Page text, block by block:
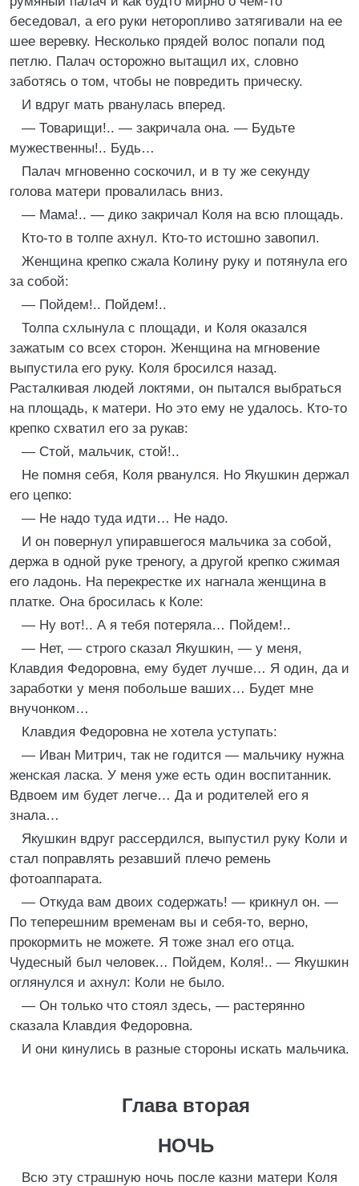
беседовал, а его руки неторопливо затягивали на ее
шее веревку. Несколько прядей волос попали под
петлю. Палач осторожно вытащил их, словно
заботясь о том, чтобы не повредить прическу.
И вдруг мать рванулась вперед.
— Товарищи!.. — закричала она. — Будьте
мужественны!.. Будь…
Палач мгновенно соскочил, и в ту же секунду
голова матери провалилась вниз.
— Мама!.. — дико закричал Коля на всю площадь.
Кто-то в толпе ахнул. Кто-то истошно завопил.
Женщина крепко сжала Колину руку и потянула его
за собой:
— Пойдем!.. Пойдем!..
Толпа схлынула с площади, и Коля оказался
зажатым со всех сторон. Женщина на мгновение
выпустила его руку. Коля бросился назад.
Расталкивая людей локтями, он пытался выбраться
на площадь, к матери. Но это ему не удалось. Кто-то
крепко схватил его за рукав:
— Стой, мальчик, стой!..
Не помня себя, Коля рванулся. Но Якушкин держал
его цепко:
— Не надо туда идти… Не надо.
И он повернул упиравшегося мальчика за собой,
держа в одной руке треногу, а другой крепко сжимая
его ладонь. На перекрестке их нагнала женщина в
платке. Она бросилась к Коле:
— Ну вот!.. А я тебя потеряла… Пойдем!..
— Нет, — строго сказал Якушкин, — у меня,
Клавдия Федоровна, ему будет лучше… Я один, да и
заработки у меня побольше ваших… Будет мне
внучонком…
Клавдия Федоровна не хотела уступать:
— Иван Митрич, так не годится — мальчику нужна
женская ласка. У меня уже есть один воспитанник.
Вдвоем им будет легче… Да и родителей его я
знала…
Якушкин вдруг рассердился, выпустил руку Коли и
стал поправлять резавший плечо ремень
фотоаппарата.
— Откуда вам двоих содержать! — крикнул он. —
По теперешним временам вы и себя-то, верно,
прокормить не можете. Я тоже знал его отца.
Чудесный был человек… Пойдем, Коля!.. — Якушкин
оглянулся и ахнул: Коли не было.
— Он только что стоял здесь, — растерянно
сказала Клавдия Федоровна.
И они кинулись в разные стороны искать мальчика.
Глава вторая
НОЧЬ
Всю эту страшную ночь после казни матери Коля